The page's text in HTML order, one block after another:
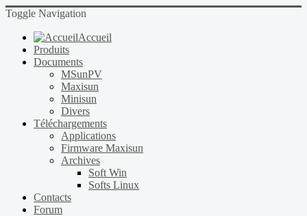
Toggle Navigation
Accueil
Produits
Documents
MSunPV
Maxisun
Minisun
Divers
Téléchargements
Applications
Firmware Maxisun
Archives
Soft Win
Softs Linux
Contacts
Forum